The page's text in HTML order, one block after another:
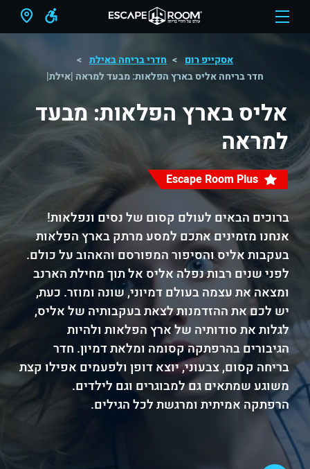
אסקייפ רום
חדרי בריחה באילת
חדר בריחה אליס בארץ הפלאות: מבעד למראה |אילת|
אליס בארץ הפלאות: מבעד
למראה
Escape Room Plus
ברוכים הבאים לעולם קסום של נסים ונפלאות!
אנחנו מזמינים אתכם למסע מרתק בארץ הפלאות
בעקבות אליס והסיפור המפורסם והאהוב על כולם.
לפני שנים רבות נפלה אליס אל תוך מחילת הארנב
ומצאה את עצמה בעולם דמיוני, שונה ומוזר. כעת,
יש לכם את ההזדמנות לצאת בעקבותיה של אליס,
לגלות את סודותיה של ארץ הפלאות ולהיות
הגיבורים בהרפתקה קסומה ומלאת דמיון. חדר
בריחה קסום, צבעוני, יוצא דופן ולפעמים אפילו קצת
משוגע שמתאים גם למבוגרים וגם לילדים.
הרפתקה אמיתית ומרגשת לכל הגילים.